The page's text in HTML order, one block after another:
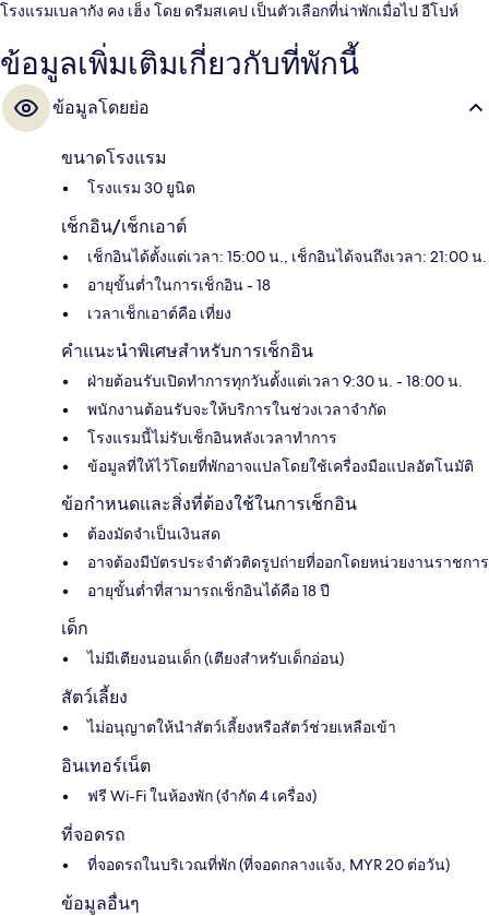
โรงแรมเบลากัง คง เฮ็ง โดย ดรีมสเคป เป็นตัวเลือกที่น่าพักเมื่อไป อีโปห์
ข้อมูลเพิ่มเติมเกี่ยวกับที่พักนี้
ข้อมูลโดยย่อ
ขนาดโรงแรม
โรงแรม 30 ยูนิต
เช็กอิน/เช็กเอาต์
เช็กอินได้ตั้งแต่เวลา: 15:00 น., เช็กอินได้จนถึงเวลา: 21:00 น.
อายุขั้นต่ำในการเช็กอิน - 18
เวลาเช็กเอาต์คือ เที่ยง
คำแนะนำพิเศษสำหรับการเช็กอิน
ฝ่ายต้อนรับเปิดทำการทุกวันตั้งแต่เวลา 9:30 น. - 18:00 น.
พนักงานต้อนรับจะให้บริการในช่วงเวลาจำกัด
โรงแรมนี้ไม่รับเช็กอินหลังเวลาทำการ
ข้อมูลที่ให้ไว้โดยที่พักอาจแปลโดยใช้เครื่องมือแปลอัตโนมัติ
ข้อกำหนดและสิ่งที่ต้องใช้ในการเช็กอิน
ต้องมัดจำเป็นเงินสด
อาจต้องมีบัตรประจำตัวติดรูปถ่ายที่ออกโดยหน่วยงานราชการ
อายุขั้นต่ำที่สามารถเช็กอินได้คือ 18 ปี
เด็ก
ไม่มีเตียงนอนเด็ก (เตียงสำหรับเด็กอ่อน)
สัตว์เลี้ยง
ไม่อนุญาตให้นำสัตว์เลี้ยงหรือสัตว์ช่วยเหลือเข้า
อินเทอร์เน็ต
ฟรี Wi-Fi ในห้องพัก (จำกัด 4 เครื่อง)
ที่จอดรถ
ที่จอดรถในบริเวณที่พัก (ที่จอดกลางแจ้ง, MYR 20 ต่อวัน)
ข้อมูลอื่นๆ